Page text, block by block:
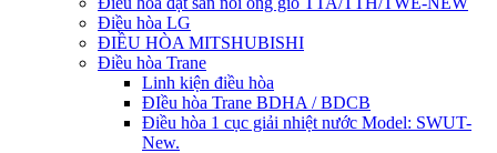
Điều hòa LG
ĐIỀU HÒA MITSHUBISHI
Điều hòa Trane
Linh kiện điều hòa
ĐIều hòa Trane BDHA / BDCB
Điều hòa 1 cục giải nhiệt nước Model: SWUT-
New.